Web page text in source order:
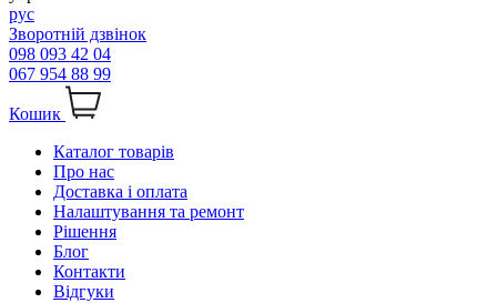
рус
Зворотній дзвінок
098 093 42 04
067 954 88 99
Кошик
Каталог товарів
Про нас
Доставка і оплата
Налаштування та ремонт
Рішення
Блог
Контакти
Відгуки